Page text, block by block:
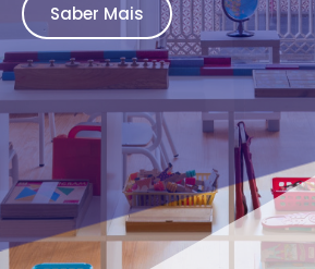
Saber Mais